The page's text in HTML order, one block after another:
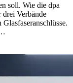
soll. Wie die dpa
drei Verbände